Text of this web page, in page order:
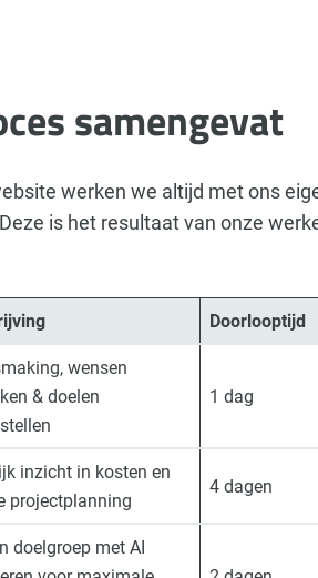
samengevat
werken we altijd met ons
is het resultaat van onze
Doorlooptijd
wensen
& doelen
1 dag
inzicht in kosten en
projectplanning
4 dagen
doelgroep met AI